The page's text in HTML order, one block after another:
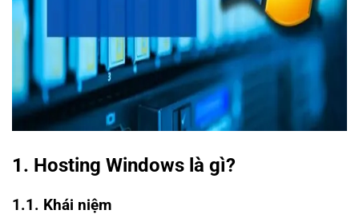
1. Hosting Windows là gì?
1.1. Khái niệm